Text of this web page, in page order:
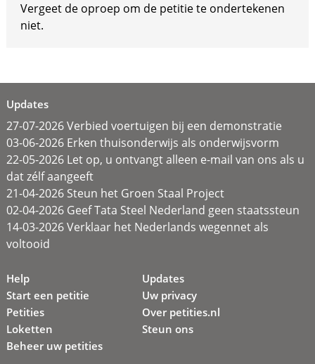
Vergeet de oproep om de petitie te ondertekenen
niet.
Updates
27-07-2026 Verbied voertuigen bij een demonstratie
03-06-2026 Erken thuisonderwijs als onderwijsvorm
22-05-2026 Let op, u ontvangt alleen e-mail van ons als u
dat zélf aangeeft
21-04-2026 Steun het Groen Staal Project
02-04-2026 Geef Tata Steel Nederland geen staatssteun
14-03-2026 Verklaar het Nederlands wegennet als
voltooid
Help
Start een petitie
Petities
Loketten
Beheer uw petities
Updates
Uw privacy
Over petities.nl
Steun ons